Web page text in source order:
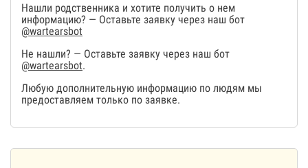
Нашли родственника и хотите получить о нем
информацию? — Оставьте заявку через наш бот
@wartearsbot
Не нашли? — Оставьте заявку через наш бот
@wartearsbot.
Любую дополнительную информацию по людям мы
предоставляем только по заявке.